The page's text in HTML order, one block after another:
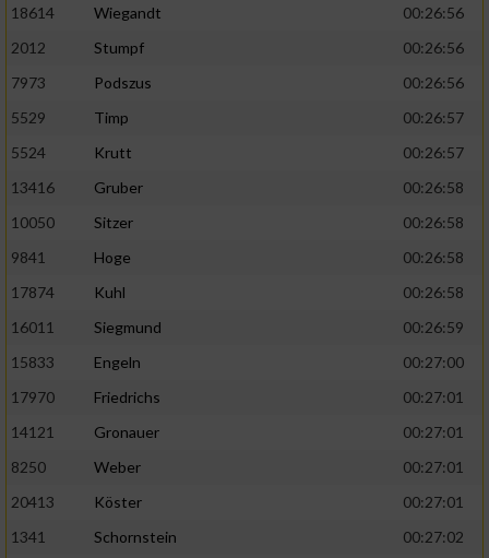
18614
Wiegandt
00:26:56
2012
Stumpf
00:26:56
7973
Podszus
00:26:56
5529
Timp
00:26:57
5524
Krutt
00:26:57
13416
Gruber
00:26:58
10050
Sitzer
00:26:58
9841
Hoge
00:26:58
17874
Kuhl
00:26:58
16011
Siegmund
00:26:59
15833
Engeln
00:27:00
17970
Friedrichs
00:27:01
14121
Gronauer
00:27:01
8250
Weber
00:27:01
20413
Köster
00:27:01
1341
Schornstein
00:27:02